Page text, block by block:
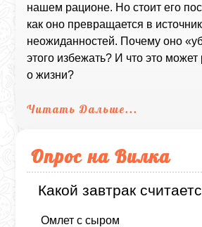
нашем рационе. Но стоит его
как оно превращается в источник
неожиданностей. Почему оно
этого избежать? И что это может
о жизни?
Читать Дальше...
Опрос на Вилка
Какой завтрак
Омлет с сыром